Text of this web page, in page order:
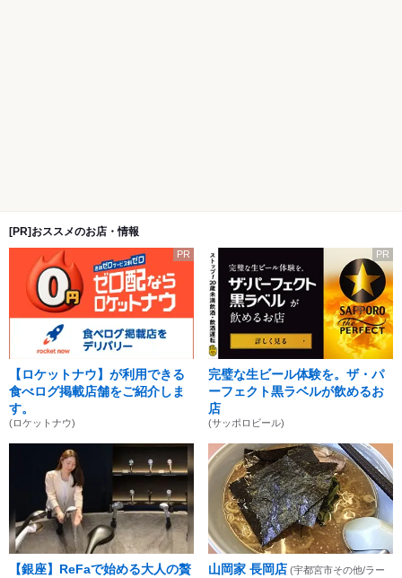
[PR]おススメのお店・情報
PR
【ロケットナウ】が利用できる
食べログ掲載店舗をご紹介しま
す。
(ロケットナウ)
PR
完璧な生ビール体験を。ザ・パ
ーフェクト黒ラベルが飲めるお
店
(サッポロビール)
【銀座】ReFaで始める大人の贅
山岡家 長岡店 (宇都宮市その他/ラー